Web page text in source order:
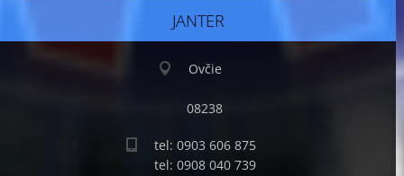
JANTER
Ovčie
08238
tel: 0903 606 875
tel: 0908 040 739